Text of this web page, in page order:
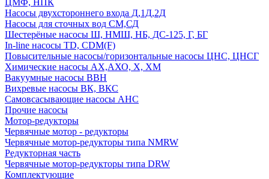
ЦМФ, НПК
Насосы двухстороннего входа Д,1Д,2Д
Насосы для сточных вод СМ,СД
Шестерёные насосы Ш, НМШ, НБ, ДС-125, Г, БГ
In-line насосы TD, CDM(F)
Повысительные насосы/горизонтальные насосы ЦНС, ЦНСГ
Химические насосы АХ,АХО, Х, ХМ
Вакуумные насосы ВВН
Вихревые насосы ВК, ВКС
Самовсасывающие насосы АНС
Прочие насосы
Мотор-редукторы
Червячные мотор - редукторы
Червячные мотор-редукторы типа NMRW
Редукторная часть
Червячные мотор-редукторы типа DRW
Комплектующие